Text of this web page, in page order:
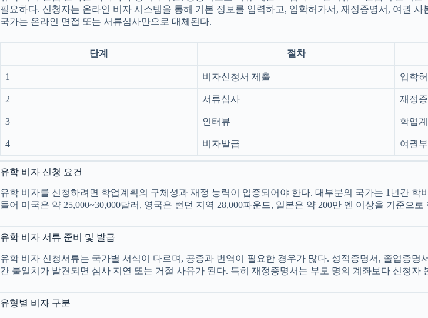
필요하다. 신청자는 온라인 비자 시스템을 통해 기본 정보를 입력하고, 입학허가서, 재정증명서, 여권
국가는 온라인 면접 또는 서류심사만으로 대체된다.
단계 절차
1 비자신청서 제출 입학
2 서류심사 재정
3 인터뷰 학업
4 비자발급 여권
유학 비자 신청 요건
유학 비자를 신청하려면 학업계획의 구체성과 재정 능력이 입증되어야 한다. 대부분의 국가는 1년간
들어 미국은 약 25,000~30,000달러, 영국은 런던 지역 28,000파운드, 일본은 약 200만 엔 이상을 기준
유학 비자 서류 준비 및 발급
유학 비자 신청서류는 국가별 서식이 다르며, 공증과 번역이 필요한 경우가 많다. 성적증명서, 졸업증
간 불일치가 발견되면 심사 지연 또는 거절 사유가 된다. 특히 재정증명서는 부모 명의 계좌보다 신청
유형별 비자 구분